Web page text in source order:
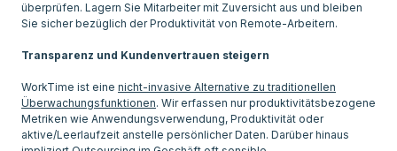
überprüfen. Lagern Sie Mitarbeiter mit Zuversicht aus und bleiben
Sie sicher bezüglich der Produktivität von Remote-Arbeitern.
Transparenz und Kundenvertrauen steigern
WorkTime ist eine nicht-invasive Alternative zu traditionellen
Überwachungsfunktionen. Wir erfassen nur produktivitätsbezogene
Metriken wie Anwendungsverwendung, Produktivität oder
aktive/Leerlaufzeit anstelle persönlicher Daten. Darüber hinaus